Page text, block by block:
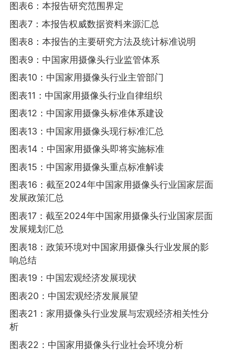
图表6：本报告研究范围界定
图表7：本报告权威数据资料来源汇总
图表8：本报告的主要研究方法及统计标准说明
图表9：中国家用摄像头行业监管体系
图表10：中国家用摄像头行业主管部门
图表11：中国家用摄像头行业自律组织
图表12：中国家用摄像头标准体系建设
图表13：中国家用摄像头现行标准汇总
图表14：中国家用摄像头即将实施标准
图表15：中国家用摄像头重点标准解读
图表16：截至2024年中国家用摄像头行业国家层面
发展政策汇总
图表17：截至2024年中国家用摄像头行业国家层面
发展规划汇总
图表18：政策环境对中国家用摄像头行业发展的影
响总结
图表19：中国宏观经济发展现状
图表20：中国宏观经济发展展望
图表21：家用摄像头行业发展与宏观经济相关性分
析
图表22：中国家用摄像头行业社会环境分析